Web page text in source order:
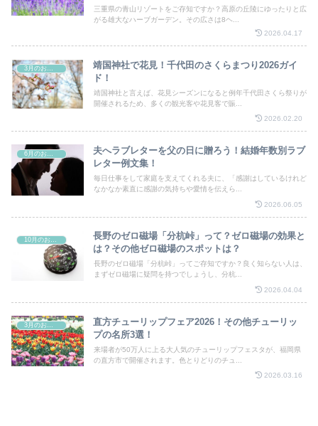
三重県の青山リゾートをご存知ですか？高原の丘陵にゆったりと広
がる雄大なハーブガーデン。その広さは8ヘ...
2026.04.17
靖国神社で花見！千代田のさくらまつり2026ガイ
ド！
靖国神社と言えば、花見シーズンになると例年千代田さくら祭りが
開催されるため、多くの観光客や花見客で賑...
2026.02.20
6月のお祭り
夫へラブレターを父の日に贈ろう！結婚年数別ラブ
レター例文集！
毎日仕事をして家庭を支えてくれる夫に、「感謝はしているけれど
なかなか素直に感謝の気持ちや愛情を伝えら...
2026.06.05
長野のゼロ磁場「分杭峠」って？ゼロ磁場の効果と
は？その他ゼロ磁場のスポットは？
長野のゼロ磁場「分杭峠」ってご存知ですか？良く知らない人は、
まずゼロ磁場に疑問を持つでしょうし、分杭...
2026.04.04
直方チューリップフェア2026！その他チューリッ
プの名所3選！
来場者が50万人に上る大人気のチューリップフェスタが、福岡県
の直方市で開催されます。色とりどりのチュ...
2026.03.16